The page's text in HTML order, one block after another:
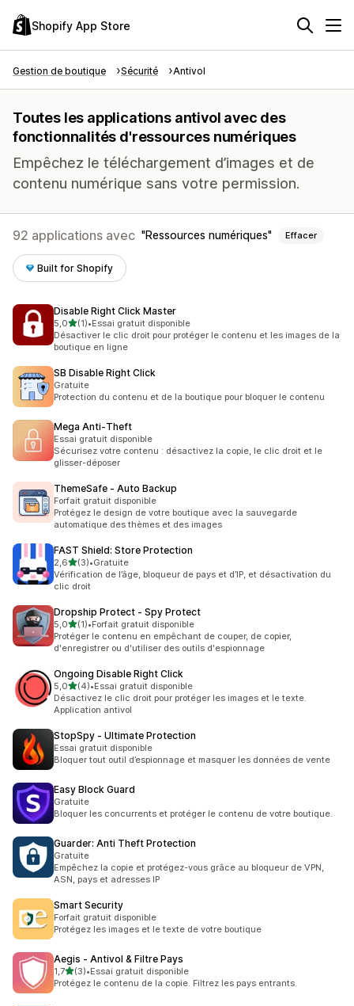
Shopify App Store
Gestion de boutique Sécurité Antivol
Toutes les applications antivol avec des
fonctionnalités d'ressources numériques
Empêchez le téléchargement d’images et de
contenu numérique sans votre permission.
92 applications avec Ressources numériques Effacer
Built for Shopify
Disable Right Click Master
5,0étoile(s) sur 5
(1)
1 avis au total
•Essai gratuit disponible
Désactiver le clic droit pour protéger le contenu et les images de la
boutique en ligne
SB Disable Right Click
Gratuite
Protection du contenu et de la boutique pour bloquer le contenu
Mega Anti‑Theft
Essai gratuit disponible
Sécurisez votre contenu : désactivez la copie, le clic droit et le
glisser-déposer
ThemeSafe ‑ Auto Backup
Forfait gratuit disponible
Protégez le design de votre boutique avec la sauvegarde
automatique des thèmes et des images
FAST Shield: Store Protection
2,6étoile(s) sur 5
(3)
3 avis au total
•Gratuite
Vérification de l’âge, bloqueur de pays et d’IP, et désactivation du
clic droit
Dropship Protect ‑ Spy Protect
5,0étoile(s) sur 5
(1)
1 avis au total
•Forfait gratuit disponible
Protéger le contenu en empêchant de couper, de copier,
d'enregistrer ou d'utiliser des outils d'espionnage
Ongoing Disable Right Click
5,0étoile(s) sur 5
(4)
4 avis au total
•Essai gratuit disponible
Désactivez le clic droit pour protéger les images et le texte.
Application antivol
StopSpy ‑ Ultimate Protection
Essai gratuit disponible
Bloquer tout outil d’espionnage et masquer les données de vente
Easy Block Guard
Gratuite
Bloquer les concurrents et protéger le contenu de votre boutique.
Guarder: Anti Theft Protection
Gratuite
Empêchez la copie et protégez-vous grâce au bloqueur de VPN,
ASN, pays et adresses IP
Smart Security
Forfait gratuit disponible
Protégez les images et le texte de votre boutique
Aegis ‑ Antivol & Filtre Pays
1,7étoile(s) sur 5
(3)
3 avis au total
•Essai gratuit disponible
Protégez le contenu de la copie. Filtrez les pays entrants.